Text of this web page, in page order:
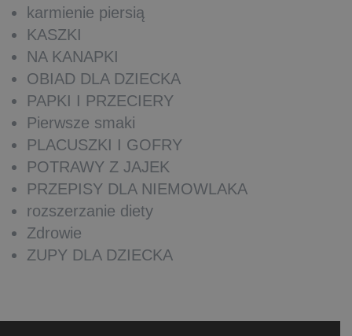
karmienie piersią
KASZKI
NA KANAPKI
OBIAD DLA DZIECKA
PAPKI I PRZECIERY
Pierwsze smaki
PLACUSZKI I GOFRY
POTRAWY Z JAJEK
PRZEPISY DLA NIEMOWLAKA
rozszerzanie diety
Zdrowie
ZUPY DLA DZIECKA